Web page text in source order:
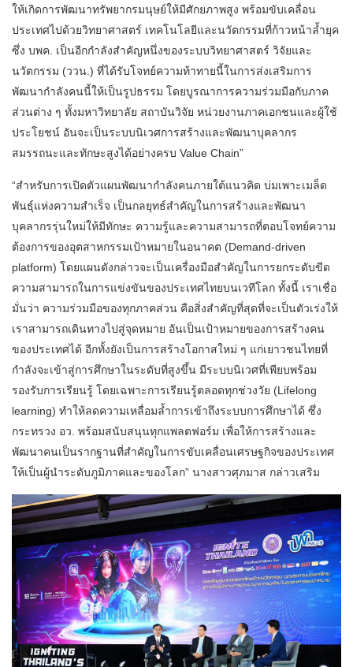
ให้เกิดการพัฒนาทรัพยากรมนุษย์ให้มีศักยภาพสูง พร้อมขับเคลื่อน
ประเทศไปด้วยวิทยาศาสตร์ เทคโนโลยีและนวัตกรรมที่ก้าวหน้าล้ำยุค
ซึ่ง บพค. เป็นอีกกำลังสำคัญหนึ่งของระบบวิทยาศาสตร์ วิจัยและ
นวัตกรรม (ววน.) ที่ได้รับโจทย์ความท้าทายนี้ในการส่งเสริมการ
พัฒนากำลังคนนี้ให้เป็นรูปธรรม โดยบูรณาการความร่วมมือกับภาค
ส่วนต่าง ๆ ทั้งมหาวิทยาลัย สถาบันวิจัย หน่วยงานภาคเอกชนและผู้ใช้
ประโยชน์ อันจะเป็นระบบนิเวศการสร้างและพัฒนาบุคลากร
สมรรถนะและทักษะสูงได้อย่างครบ Value Chain”
“สำหรับการเปิดตัวแผนพัฒนากำลังคนภายใต้แนวคิด บ่มเพาะเมล็ด
พันธุ์แห่งความสำเร็จ เป็นกลยุทธ์สำคัญในการสร้างและพัฒนา
บุคลากรรุ่นใหม่ให้มีทักษะ ความรู้และความสามารถที่ตอบโจทย์ความ
ต้องการของอุตสาหกรรมเป้าหมายในอนาคต (Demand-driven
platform) โดยแผนดังกล่าวจะเป็นเครื่องมือสำคัญในการยกระดับขีด
ความสามารถในการแข่งขันของประเทศไทยบนเวทีโลก ทั้งนี้ เราเชื่อ
มั่นว่า ความร่วมมือของทุกภาคส่วน คือสิ่งสำคัญที่สุดที่จะเป็นตัวเร่งให้
เราสามารถเดินทางไปสู่จุดหมาย อันเป็นเป้าหมายของการสร้างคน
ของประเทศได้ อีกทั้งยังเป็นการสร้างโอกาสใหม่ ๆ แก่เยาวชนไทยที่
กำลังจะเข้าสู่การศึกษาในระดับที่สูงขึ้น มีระบบนิเวศที่เพียบพร้อม
รองรับการเรียนรู้ โดยเฉพาะการเรียนรู้ตลอดทุกช่วงวัย (Lifelong
learning) ทำให้ลดความเหลื่อมล้ำการเข้าถึงระบบการศึกษาได้ ซึ่ง
กระทรวง อว. พร้อมสนับสนุนทุกแพลตฟอร์ม เพื่อให้การสร้างและ
พัฒนาคนเป็นรากฐานที่สำคัญในการขับเคลื่อนเศรษฐกิจของประเทศ
ให้เป็นผู้นำระดับภูมิภาคและของโลก” นางสาวศุภมาส กล่าวเสริม